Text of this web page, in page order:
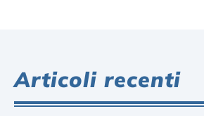
Articoli recenti